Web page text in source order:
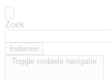
Zoek
Toggle mobiele navigatie